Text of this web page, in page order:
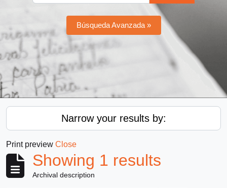
Búsqueda Avanzada »
Narrow your results by:
Print preview Close
Showing 1 results
Archival description